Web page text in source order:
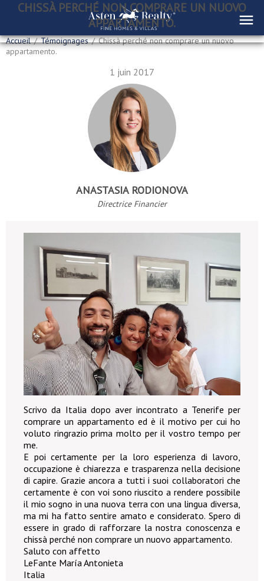
Accueil / Témoignages / Chissà perché non comprare un nuovo
appartamento.
1 juin 2017
ANASTASIA RODIONOVA
Directrice Financier
CHISSÀ PERCHÉ NON COMPRARE UN NUOVO
APPARTAMENTO.
Scrivo da Italia dopo aver incontrato a Tenerife per
comprare un appartamento ed è il motivo per cui ho
voluto ringrazio prima molto per il vostro tempo per
me.
E poi certamente per la loro esperienza di lavoro,
occupazione è chiarezza e trasparenza nella decisione
di capire. Grazie ancora a tutti i suoi collaboratori che
certamente è con voi sono riuscito a rendere possibile
il mio sogno in una nuova terra con una lingua diversa,
ma mi ha fatto sentire amato e considerato. Spero di
essere in grado di rafforzare la nostra conoscenza e
chissà perché non comprare un nuovo appartamento.
Saluto con affetto
LeFante María Antonieta
Italia